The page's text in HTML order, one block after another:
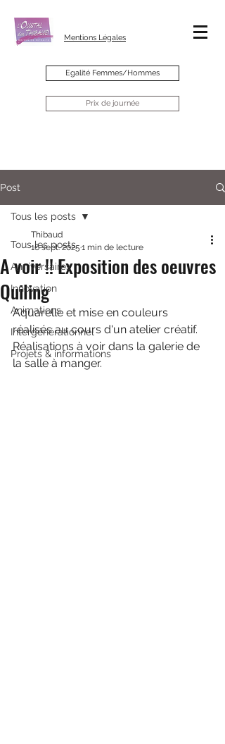
Mentions Légales
Egalité Femmes/Hommes
Prix de journée
Post
Tous les posts
Anniversaires
Innovation
Animations
Intergénérationnel
Projets & informations
Tous les posts
A voir !! Exposition des oeuvres
Quiling
Thibaud
16 sept. 2025 1 min de lecture
Aquarelle et mise en couleurs
réalisés au cours d'un atelier créatif.
Réalisations à voir dans la galerie de
la salle à manger.